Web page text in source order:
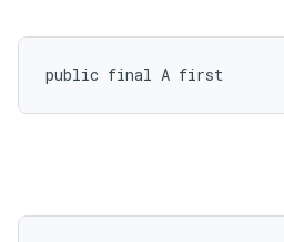
public final A first